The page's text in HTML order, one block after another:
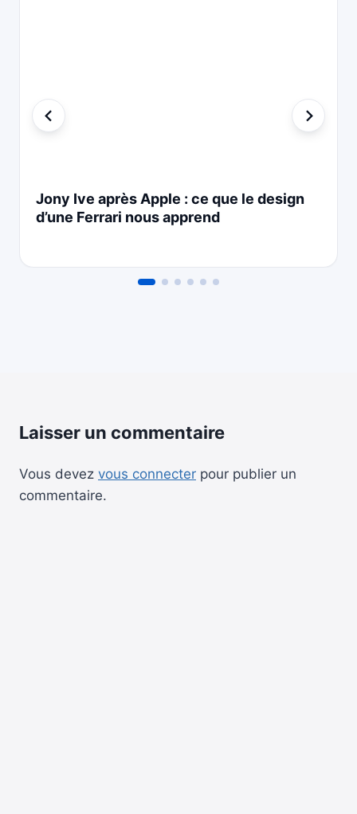
Jony Ive après Apple : ce que le design
d’une Ferrari nous apprend
Laisser un commentaire
Vous devez vous connecter pour publier un
commentaire.